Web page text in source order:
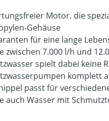
Motor. die
Gehäuse
für eine lange
zwischen 7.000 l/h und
spielt dabei keine
komplett
passt für
auch Wasser mit